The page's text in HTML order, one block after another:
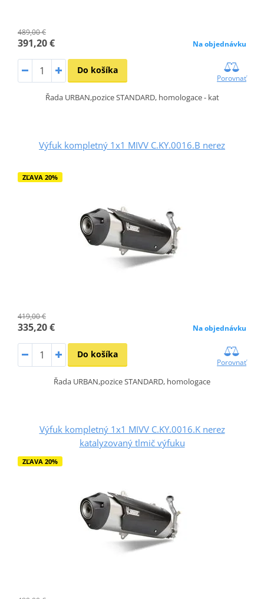
489,00 €
391,20 € Na objednávku
Do košíka
Porovnať
Řada URBAN,pozice STANDARD, homologace - kat
Výfuk kompletný 1x1 MIVV C.KY.0016.B nerez
ZĽAVA 20%
419,00 €
335,20 € Na objednávku
Do košíka
Porovnať
Řada URBAN,pozice STANDARD, homologace
Výfuk kompletný 1x1 MIVV C.KY.0016.K nerez
katalyzovaný tlmič výfuku
ZĽAVA 20%